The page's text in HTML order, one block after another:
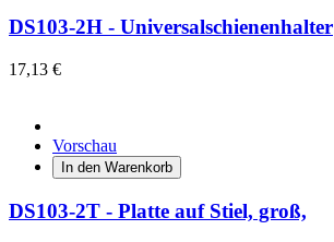
DS103-2H - Universalschienenhalter
17,13 €
Vorschau
In den Warenkorb
DS103-2T - Platte auf Stiel, groß,